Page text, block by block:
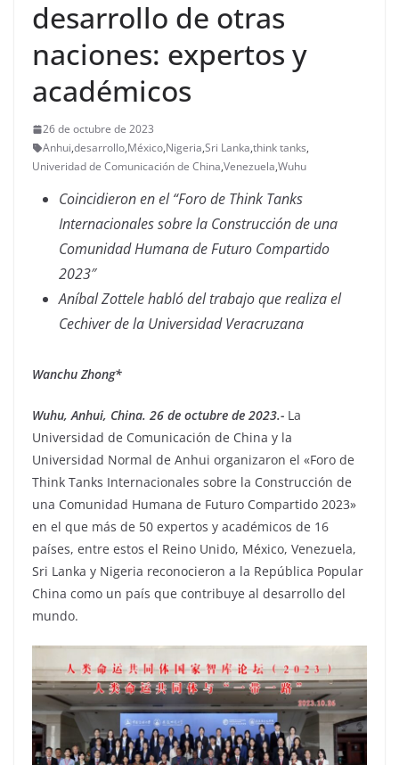
desarrollo de otras
naciones: expertos y
académicos
26 de octubre de 2023
Anhui,desarrollo,México,Nigeria,Sri Lanka,think tanks,
Univeridad de Comunicación de China,Venezuela,Wuhu
Coincidieron en el “Foro de Think Tanks
Internacionales sobre la Construcción de una
Comunidad Humana de Futuro Compartido
2023″
Aníbal Zottele habló del trabajo que realiza el
Cechiver de la Universidad Veracruzana
Wanchu Zhong*
Wuhu, Anhui, China. 26 de octubre de 2023.- La
Universidad de Comunicación de China y la
Universidad Normal de Anhui organizaron el «Foro de
Think Tanks Internacionales sobre la Construcción de
una Comunidad Humana de Futuro Compartido 2023»
en el que más de 50 expertos y académicos de 16
países, entre estos el Reino Unido, México, Venezuela,
Sri Lanka y Nigeria reconocieron a la República Popular
China como un país que contribuye al desarrollo del
mundo.